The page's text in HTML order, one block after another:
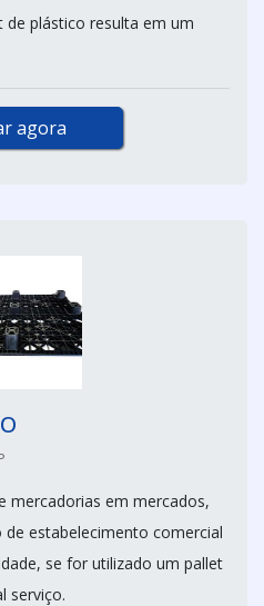
de plástico resulta em um
agora
mercadorias em mercados,
estabelecimento comercial
se for utilizado um pallet
serviço.